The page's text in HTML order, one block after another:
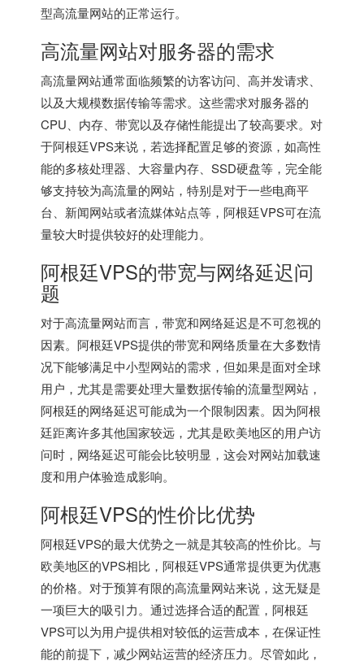
型高流量网站的正常运行。
高流量网站对服务器的需求
高流量网站通常面临频繁的访客访问、高并发请求、
以及大规模数据传输等需求。这些需求对服务器的
CPU、内存、带宽以及存储性能提出了较高要求。对
于阿根廷VPS来说，若选择配置足够的资源，如高性
能的多核处理器、大容量内存、SSD硬盘等，完全能
够支持较为高流量的网站，特别是对于一些电商平
台、新闻网站或者流媒体站点等，阿根廷VPS可在流
量较大时提供较好的处理能力。
阿根廷VPS的带宽与网络延迟问
题
对于高流量网站而言，带宽和网络延迟是不可忽视的
因素。阿根廷VPS提供的带宽和网络质量在大多数情
况下能够满足中小型网站的需求，但如果是面对全球
用户，尤其是需要处理大量数据传输的流量型网站，
阿根廷的网络延迟可能成为一个限制因素。因为阿根
廷距离许多其他国家较远，尤其是欧美地区的用户访
问时，网络延迟可能会比较明显，这会对网站加载速
度和用户体验造成影响。
阿根廷VPS的性价比优势
阿根廷VPS的最大优势之一就是其较高的性价比。与
欧美地区的VPS相比，阿根廷VPS通常提供更为优惠
的价格。对于预算有限的高流量网站来说，这无疑是
一项巨大的吸引力。通过选择合适的配置，阿根廷
VPS可以为用户提供相对较低的运营成本，在保证性
能的前提下，减少网站运营的经济压力。尽管如此，